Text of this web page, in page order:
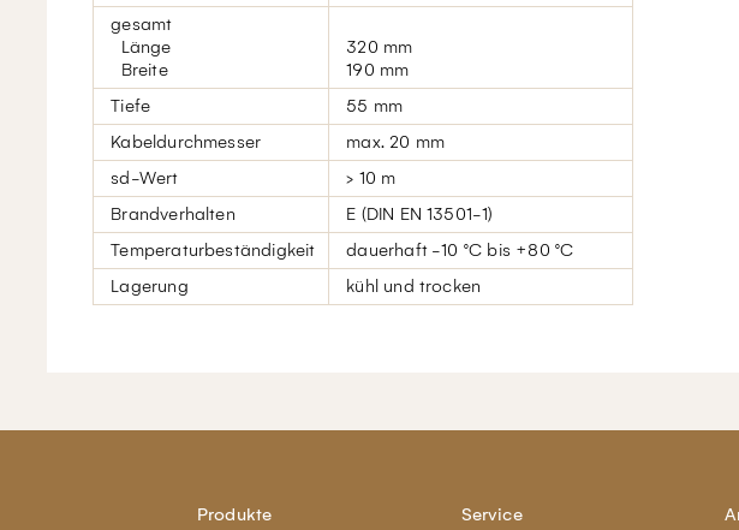
gesamt
Länge
Breite
320 mm
190 mm
Tiefe
55 mm
Kabeldurchmesser
max. 20 mm
sd-Wert
> 10 m
Brandverhalten
E (DIN EN 13501-1)
Temperaturbeständigkeit
dauerhaft -10 °C bis +80 °C
Lagerung
kühl und trocken
Produkte
Service